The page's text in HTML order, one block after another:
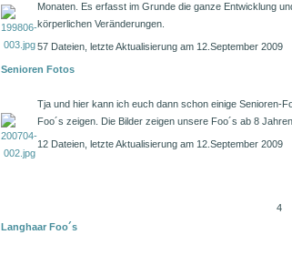
Monaten. Es erfasst im Grunde die ganze Entwicklung
körperlichen Veränderungen.
57 Dateien, letzte Aktualisierung am 12.September 2009
Senioren Fotos
Tja und hier kann ich euch dann schon einige Senioren-
Foo´s zeigen. Die Bilder zeigen unsere Foo´s ab 8
12 Dateien, letzte Aktualisierung am 12.September 2009
4
Langhaar Foo´s